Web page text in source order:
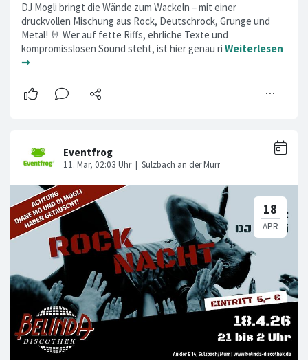
DJ Mogli bringt die Wände zum Wackeln – mit einer
druckvollen Mischung aus Rock, Deutschrock, Grunge und
Metal! 🤘 Wer auf fette Riffs, ehrliche Texte und
kompromisslosen Sound steht, ist hier genau ri Weiterlesen
➞